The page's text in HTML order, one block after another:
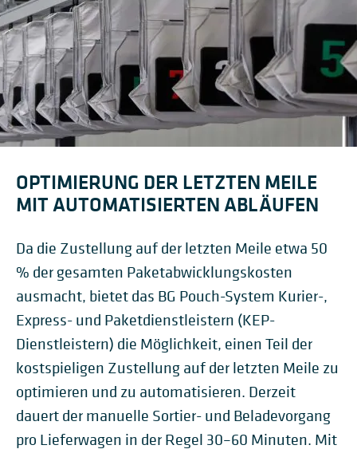
OPTIMIERUNG DER LETZTEN MEILE
MIT AUTOMATISIERTEN ABLÄUFEN
Da die Zustellung auf der letzten Meile etwa 50
% der gesamten Paketabwicklungskosten
ausmacht, bietet das BG Pouch-System Kurier-,
Express- und Paketdienstleistern (KEP-
Dienstleistern) die Möglichkeit, einen Teil der
kostspieligen Zustellung auf der letzten Meile zu
optimieren und zu automatisieren. Derzeit
dauert der manuelle Sortier- und Beladevorgang
pro Lieferwagen in der Regel 30–60 Minuten. Mit